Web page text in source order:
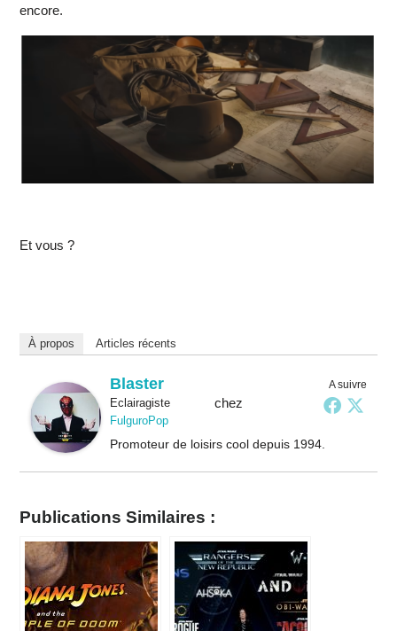
encore.
Et vous ?
À propos Articles récents
A suivre
Blaster
Eclairagistechez
FulguroPop
Promoteur de loisirs cool depuis 1994.
Publications Similaires :